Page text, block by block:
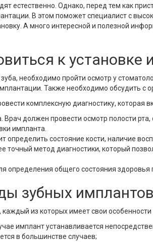
естественно. Однако, перед тем как
В этом поможет специалист с
А много интересной и полезной
к установке
необходимо пройти осмотр у
Также необходимо обсудить с
комплексную диагностику, которая
должен провести осмотр полости
импланта.
определить состояние кости, наличие
метод диагностики, который
определения общего состояния
зубных имплантов
из которых имеет свои
имплант устанавливается
в большинстве случаев;